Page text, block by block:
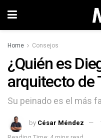
Home Consejos
¿Quién es
arquitecto de
Su peinado es el más
by César Méndez